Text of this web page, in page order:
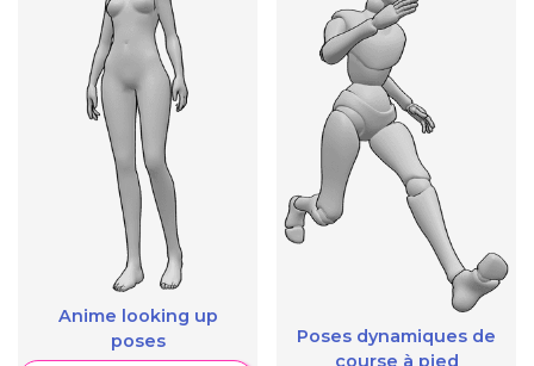
Anime looking up
poses
Poses dynamiques de
course à pied